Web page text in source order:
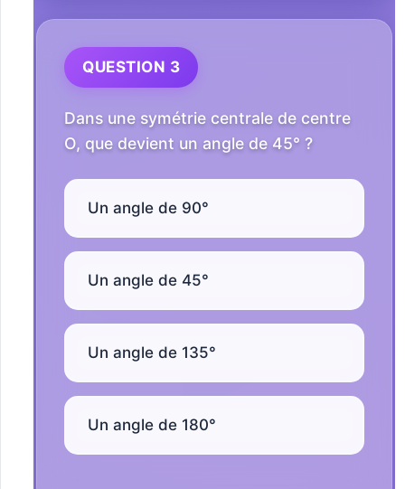
QUESTION 3
Dans une symétrie centrale de centre
O, que devient un angle de 45° ?
Un angle de 90°
Un angle de 45°
Un angle de 135°
Un angle de 180°